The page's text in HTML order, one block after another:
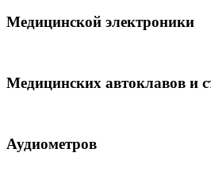
Медицинской электроники
Медицинских автоклавов и
Аудиометров